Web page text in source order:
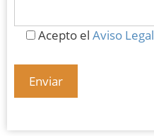
Acepto el Aviso Legal